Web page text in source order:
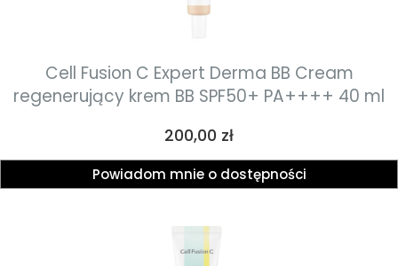
Cell Fusion C Expert Derma BB Cream
regenerujący krem BB SPF50+ PA++++ 40 ml
Cena
200,00 zł
Powiadom mnie o dostępności